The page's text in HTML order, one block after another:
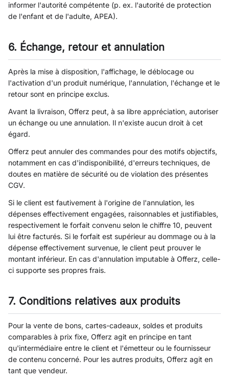
informer l'autorité compétente (p. ex. l'autorité de protection
de l'enfant et de l'adulte, APEA).
6. Échange, retour et annulation
Après la mise à disposition, l'affichage, le déblocage ou
l'activation d'un produit numérique, l'annulation, l'échange et le
retour sont en principe exclus.
Avant la livraison, Offerz peut, à sa libre appréciation, autoriser
un échange ou une annulation. Il n'existe aucun droit à cet
égard.
Offerz peut annuler des commandes pour des motifs objectifs,
notamment en cas d'indisponibilité, d'erreurs techniques, de
doutes en matière de sécurité ou de violation des présentes
CGV.
Si le client est fautivement à l'origine de l'annulation, les
dépenses effectivement engagées, raisonnables et justifiables,
respectivement le forfait convenu selon le chiffre 10, peuvent
lui être facturés. Si le forfait est supérieur au dommage ou à la
dépense effectivement survenue, le client peut prouver le
montant inférieur. En cas d'annulation imputable à Offerz, celle-
ci supporte ses propres frais.
7. Conditions relatives aux produits
Pour la vente de bons, cartes-cadeaux, soldes et produits
comparables à prix fixe, Offerz agit en principe en tant
qu'intermédiaire entre le client et l'émetteur ou le fournisseur
de contenu concerné. Pour les autres produits, Offerz agit en
tant que vendeur.